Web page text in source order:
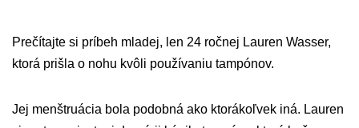
Prečítajte si príbeh mladej, len 24 ročnej Lauren Wasser,
ktorá prišla o nohu kvôli používaniu tampónov.
Jej menštruácia bola podobná ako ktorákoľvek iná. Lauren